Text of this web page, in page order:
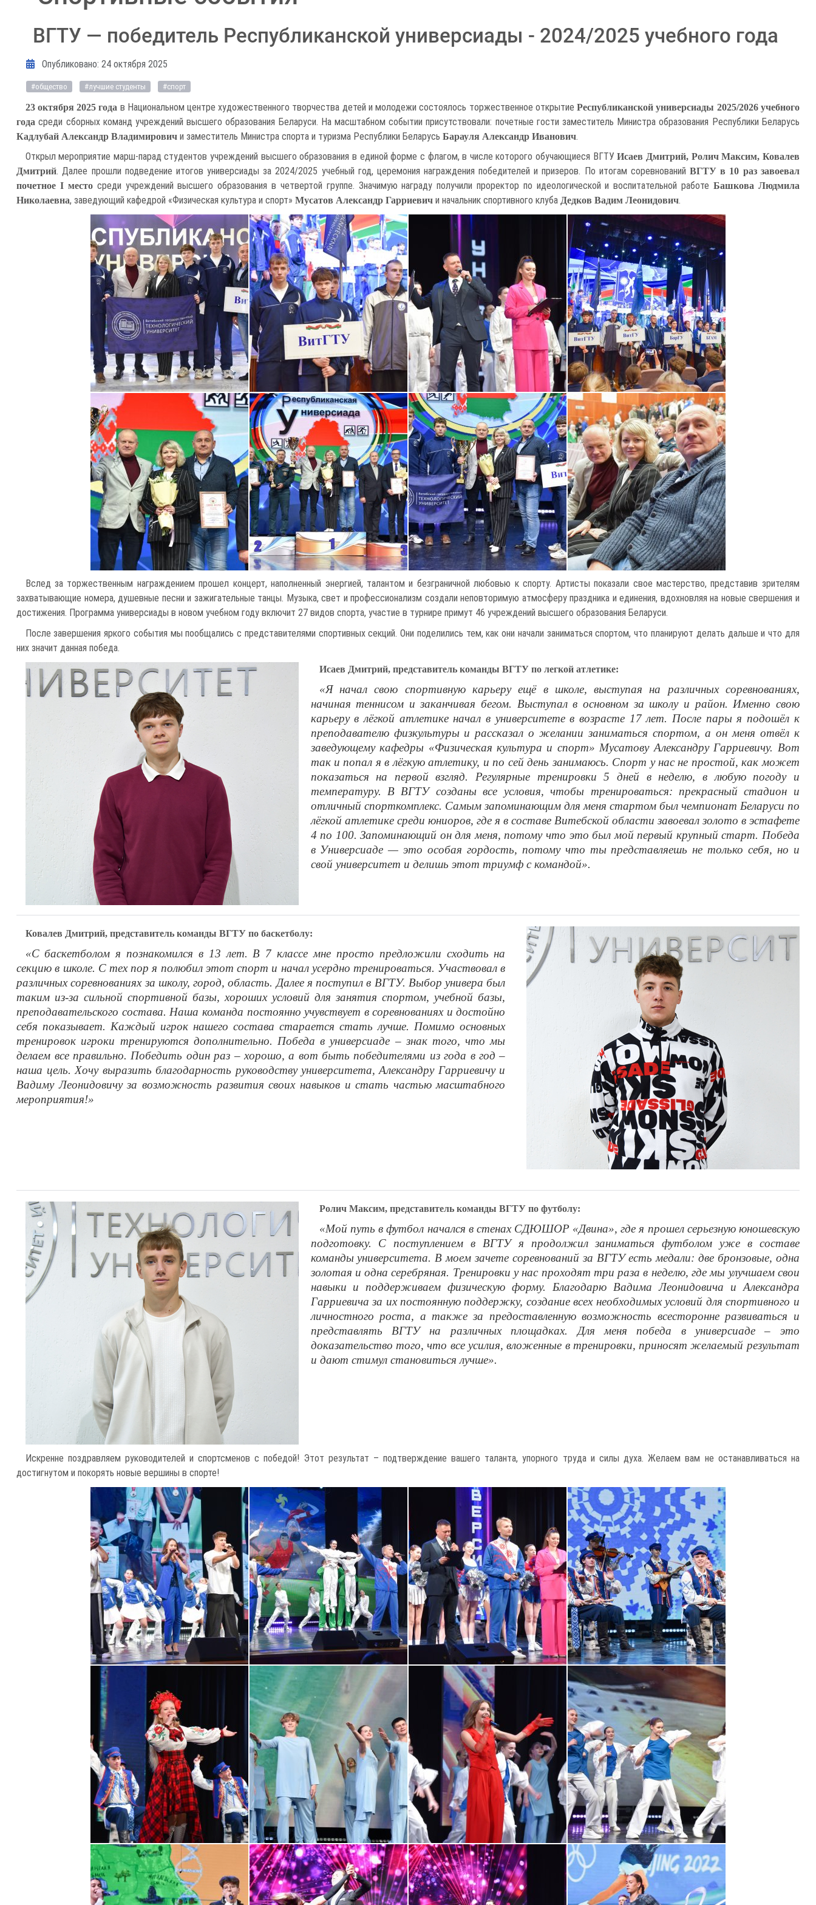
ВГТУ — победитель Республиканской универсиады - 2024/2025 учебного года
Информация о материале
Опубликовано: 24 октября 2025
#общество #лучшие студенты #спорт
23 октября 2025 года в Национальном центре художественного творчества детей и молодежи состоялось торжественное открытиеРеспубликанской универсиады 2025/2026 учебного
года среди сборных команд учреждений высшего образования Беларуси. На масштабном событии присутствовали: почетные гости заместитель Министра образования Республики Беларусь
Кадлубай Александр Владимирович и заместитель Министра спорта и туризма Республики БеларусьБарауля Александр Иванович.
Открыл мероприятие марш-парад студентов учреждений высшего образования в единой форме с флагом, в числе которого обучающиеся ВГТУИсаев Дмитрий, Ролич Максим, Ковалев
Дмитрий. Далее прошли подведение итогов универсиады за 2024/2025 учебный год, церемония награждения победителей и призеров. По итогам соревнованийВГТУ в 10 раз завоевал
почетное I место среди учреждений высшего образования в четвертой группе. Значимую награду получили проректор по идеологической и воспитательной работе Башкова Людмила
Николаевна, заведующий кафедрой «Физическая культура и спорт»Мусатов Александр Гарриевичи начальник спортивного клуба Дедков Вадим Леонидович.
Вслед за торжественным награждением прошел концерт, наполненный энергией, талантом и безграничной любовью к спорту. Артисты показали свое мастерство, представив зрителям
захватывающие номера, душевные песни и зажигательные танцы. Музыка, свет и профессионализм создали неповторимую атмосферу праздника и единения, вдохновляя на новые свершения и
достижения. Программа универсиады в новом учебном году включит 27 видов спорта, участие в турнире примут 46 учреждений высшего образования Беларуси.
После завершения яркого события мы пообщались с представителями спортивных секций. Они поделились тем, как они начали заниматься спортом, что планируют делать дальше и что для
них значит данная победа.
Исаев Дмитрий, представитель команды ВГТУ по легкой атлетике:
«Я начал свою спортивную карьеру ещё в школе, выступая на различных соревнованиях,
начиная теннисом и заканчивая бегом. Выступал в основном за школу и район. Именно свою
карьеру в лёгкой атлетике начал в университете в возрасте 17 лет. После пары я подошёл к
преподавателю физкультуры и рассказал о желании заниматься спортом, а он меня отвёл к
заведующему кафедры «Физическая культура и спорт» Мусатову Александру Гарриевичу. Вот
так и попал я в лёгкую атлетику, и по сей день занимаюсь. Спорт у нас не простой, как может
показаться на первой взгляд. Регулярные тренировки 5 дней в неделю, в любую погоду и
температуру. В ВГТУ созданы все условия, чтобы тренироваться: прекрасный стадион и
отличный спорткомплекс. Самым запоминающим для меня стартом был чемпионат Беларуси по
лёгкой атлетике среди юниоров, где я в составе Витебской области завоевал золото в эстафете
4 по 100. Запоминающий он для меня, потому что это был мой первый крупный старт. Победа
в Универсиаде — это особая гордость, потому что ты представляешь не только себя, но и
свой университет и делишь этот триумф с командой».
Ковалев Дмитрий, представитель команды ВГТУ по баскетболу:
«С баскетболом я познакомился в 13 лет. В 7 классе мне просто предложили сходить на
секцию в школе. С тех пор я полюбил этот спорт и начал усердно тренироваться. Участвовал в
различных соревнованиях за школу, город, область. Далее я поступил в ВГТУ. Выбор универа был
таким из-за сильной спортивной базы, хороших условий для занятия спортом, учебной базы,
преподавательского состава. Наша команда постоянно учувствует в соревнованиях и достойно
себя показывает. Каждый игрок нашего состава старается стать лучше. Помимо основных
тренировок игроки тренируются дополнительно. Победа в универсиаде – знак того, что мы
делаем все правильно. Победить один раз – хорошо, а вот быть победителями из года в год –
наша цель. Хочу выразить благодарность руководству университета, Александру Гарриевичу и
Вадиму Леонидовичу за возможность развития своих навыков и стать частью масштабного
мероприятия!»
Ролич Максим, представитель команды ВГТУ по футболу:
«Мой путь в футбол начался в стенах СДЮШОР «Двина», где я прошел серьезную юношевскую
подготовку. С поступлением в ВГТУ я продолжил заниматься футболом уже в составе
команды университета. В моем зачете соревнований за ВГТУ есть медали: две бронзовые, одна
золотая и одна серебряная. Тренировки у нас проходят три раза в неделю, где мы улучшаем свои
навыки и поддерживаем физическую форму. Благодарю Вадима Леонидовича и Александра
Гарриевича за их постоянную поддержку, создание всех необходимых условий для спортивного и
личностного роста, а также за предоставленную возможность всесторонне развиваться и
представлять ВГТУ на различных площадках. Для меня победа в универсиаде – это
доказательство того, что все усилия, вложенные в тренировки, приносят желаемый результат
и дают стимул становиться лучше».
Искренне поздравляем руководителей и спортсменов с победой! Этот результат – подтверждение вашего таланта, упорного труда и силы духа. Желаем вам не останавливаться на
достигнутом и покорять новые вершины в спорте!